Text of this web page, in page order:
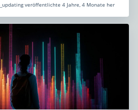
veröffentlichte 4 Jahre, 4 Monate her